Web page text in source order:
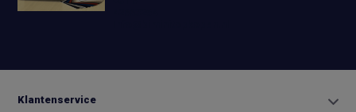
Klantenservice